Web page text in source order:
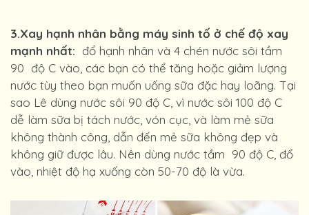
3.Xay hạnh nhân bằng máy sinh tố ở chế độ xay
mạnh nhất: đổ hạnh nhân và 4 chén nước sôi tầm
90 độ C vào, các bạn có thể tăng hoặc giảm lượng
nước tùy theo bạn muốn uống sữa đặc hay loãng. Tại
sao Lê dùng nước sôi 90 độ C, vì nước sôi 100 độ C
dễ làm sữa bị tách nước, vón cục, và làm mẻ sữa
không thành công, dẫn đến mẻ sữa không đẹp và
không giữ được lâu. Nên dùng nước tầm 90 độ C, đổ
vào, nhiệt độ hạ xuống còn 50-70 độ là vừa.